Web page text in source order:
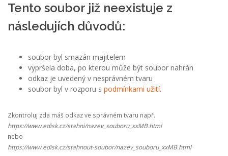
Tento soubor již neexistuje z
následujích důvodů:
soubor byl smazán majitelem
vypršela doba, po kterou může být soubor nahrán
odkaz je uvedený v nesprávném tvaru
soubor byl v rozporu s podmínkami užití.
Zkontroluj zda máš odkaz ve správném tvaru např.
https://www.edisk.cz/stahni/nazev_souboru_xxMB.html
nebo
https://www.edisk.cz/stahnout-soubor/nazev_souboru_xxMB.html